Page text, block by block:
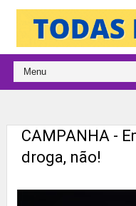
CAMPANHA -
droga, não!